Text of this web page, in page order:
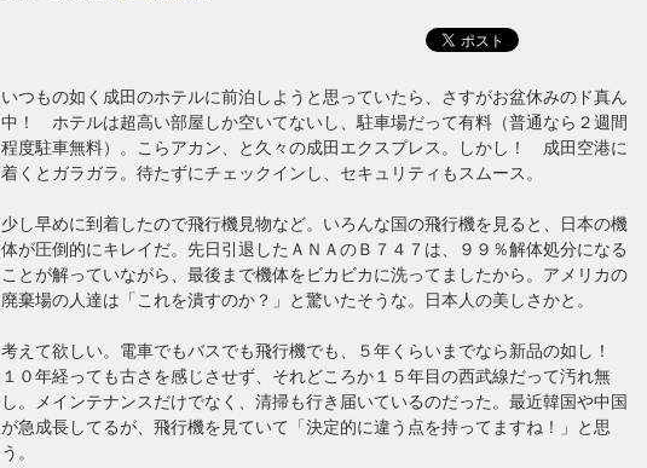
いつもの如く成田のホテルに前泊しようと思っていたら、さすがお盆休みのド真ん
中！ ホテルは超高い部屋しか空いてないし、駐車場だって有料（普通なら２週間
程度駐車無料）。こらアカン、と久々の成田エクスプレス。しかし！ 成田空港に
着くとガラガラ。待たずにチェックインし、セキュリティもスムース。
少し早めに到着したので飛行機見物など。いろんな国の飛行機を見ると、日本の機
体が圧倒的にキレイだ。先日引退したＡＮＡのＢ７４７は、９９％解体処分になる
ことが解っていながら、最後まで機体をビカビカに洗ってましたから。アメリカの
廃棄場の人達は「これを潰すのか？」と驚いたそうな。日本人の美しさかと。
考えて欲しい。電車でもバスでも飛行機でも、５年くらいまでなら新品の如し！
１０年経っても古さを感じさせず、それどころか１５年目の西武線だって汚れ無
し。メインテナンスだけでなく、清掃も行き届いているのだった。最近韓国や中国
が急成長してるが、飛行機を見ていて「決定的に違う点を持ってますね！」と思
う。